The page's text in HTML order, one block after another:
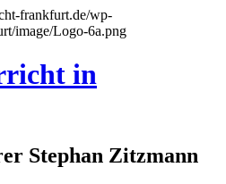
in
Stephan Zitzmann